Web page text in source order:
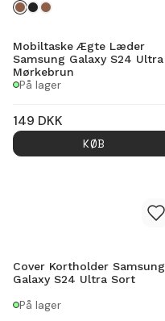
Mobiltaske Ægte Læder
Samsung Galaxy S24 Ultra
Mørkebrun
På lager
149 DKK
KØB
Cover Kortholder Samsung
Galaxy S24 Ultra Sort
På lager